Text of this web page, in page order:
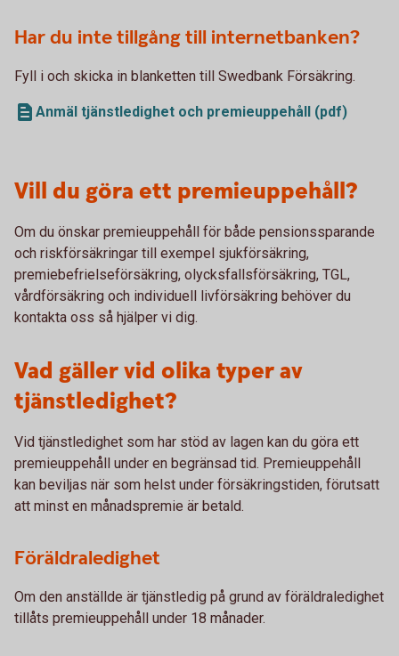
Har du inte tillgång till internetbanken?
Fyll i och skicka in blanketten till Swedbank Försäkring.
Anmäl tjänstledighet och premieuppehåll (pdf)
Vill du göra ett premieuppehåll?
Om du önskar premieuppehåll för både pensionssparande
och riskförsäkringar till exempel sjukförsäkring,
premiebefrielseförsäkring, olycksfallsförsäkring, TGL,
vårdförsäkring och individuell livförsäkring behöver du
kontakta oss så hjälper vi dig.
Vad gäller vid olika typer av
tjänstledighet?
Vid tjänstledighet som har stöd av lagen kan du göra ett
premieuppehåll under en begränsad tid. Premieuppehåll
kan beviljas när som helst under försäkringstiden, förutsatt
att minst en månadspremie är betald.
Föräldraledighet
Om den anställde är tjänstledig på grund av föräldraledighet
tillåts premieuppehåll under 18 månader.